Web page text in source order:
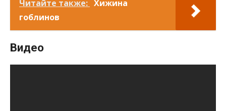
Читайте также: Хижина
гоблинов
Видео